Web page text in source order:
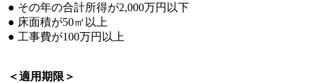
● その年の合計所得が2,000万円以下
● 床面積が50㎡以上
● 工事費が100万円以上
＜適用期限＞